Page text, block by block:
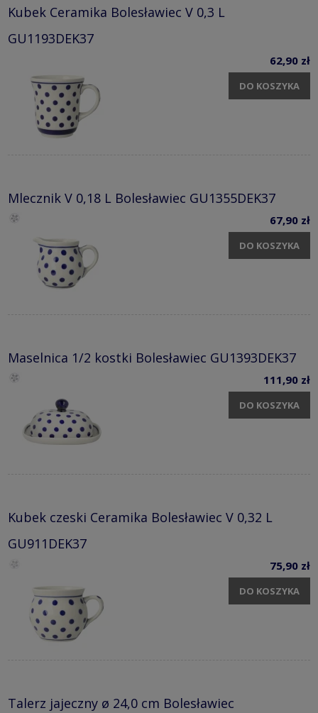
Kubek Ceramika Bolesławiec V 0,3 L
GU1193DEK37
62,90 zł
DO KOSZYKA
Mlecznik V 0,18 L Bolesławiec GU1355DEK37
67,90 zł
DO KOSZYKA
Maselnica 1/2 kostki Bolesławiec GU1393DEK37
111,90 zł
DO KOSZYKA
Kubek czeski Ceramika Bolesławiec V 0,32 L
GU911DEK37
75,90 zł
DO KOSZYKA
Talerz jajeczny ø 24,0 cm Bolesławiec